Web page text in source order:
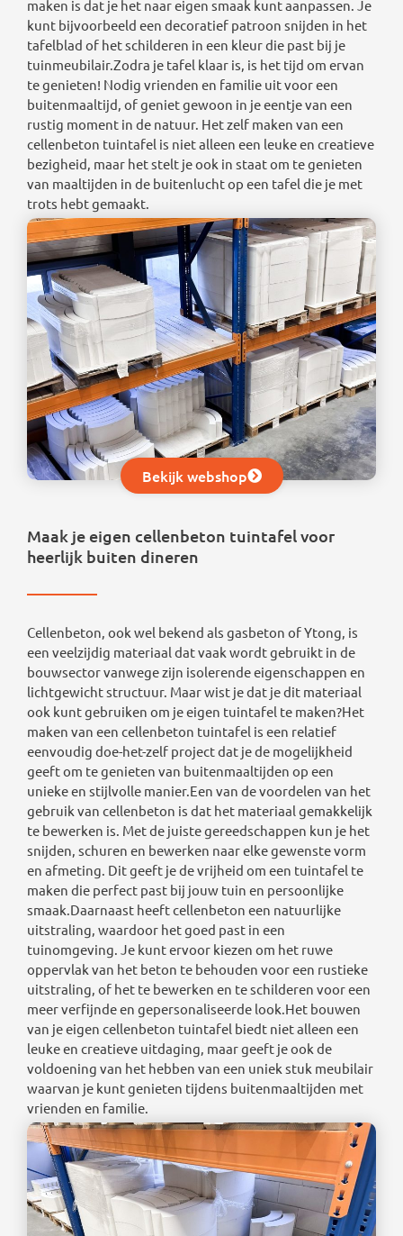
maken is dat je het naar eigen smaak kunt aanpassen. Je
kunt bijvoorbeeld een decoratief patroon snijden in het
tafelblad of het schilderen in een kleur die past bij je
tuinmeubilair.Zodra je tafel klaar is, is het tijd om ervan
te genieten! Nodig vrienden en familie uit voor een
buitenmaaltijd, of geniet gewoon in je eentje van een
rustig moment in de natuur. Het zelf maken van een
cellenbeton tuintafel is niet alleen een leuke en creatieve
bezigheid, maar het stelt je ook in staat om te genieten
van maaltijden in de buitenlucht op een tafel die je met
trots hebt gemaakt.
Bekijk webshop
Maak je eigen cellenbeton tuintafel voor
heerlijk buiten dineren
Cellenbeton, ook wel bekend als gasbeton of Ytong, is
een veelzijdig materiaal dat vaak wordt gebruikt in de
bouwsector vanwege zijn isolerende eigenschappen en
lichtgewicht structuur. Maar wist je dat je dit materiaal
ook kunt gebruiken om je eigen tuintafel te maken?Het
maken van een cellenbeton tuintafel is een relatief
eenvoudig doe-het-zelf project dat je de mogelijkheid
geeft om te genieten van buitenmaaltijden op een
unieke en stijlvolle manier.Een van de voordelen van het
gebruik van cellenbeton is dat het materiaal gemakkelijk
te bewerken is. Met de juiste gereedschappen kun je het
snijden, schuren en bewerken naar elke gewenste vorm
en afmeting. Dit geeft je de vrijheid om een tuintafel te
maken die perfect past bij jouw tuin en persoonlijke
smaak.Daarnaast heeft cellenbeton een natuurlijke
uitstraling, waardoor het goed past in een
tuinomgeving. Je kunt ervoor kiezen om het ruwe
oppervlak van het beton te behouden voor een rustieke
uitstraling, of het te bewerken en te schilderen voor een
meer verfijnde en gepersonaliseerde look.Het bouwen
van je eigen cellenbeton tuintafel biedt niet alleen een
leuke en creatieve uitdaging, maar geeft je ook de
voldoening van het hebben van een uniek stuk meubilair
waarvan je kunt genieten tijdens buitenmaaltijden met
vrienden en familie.